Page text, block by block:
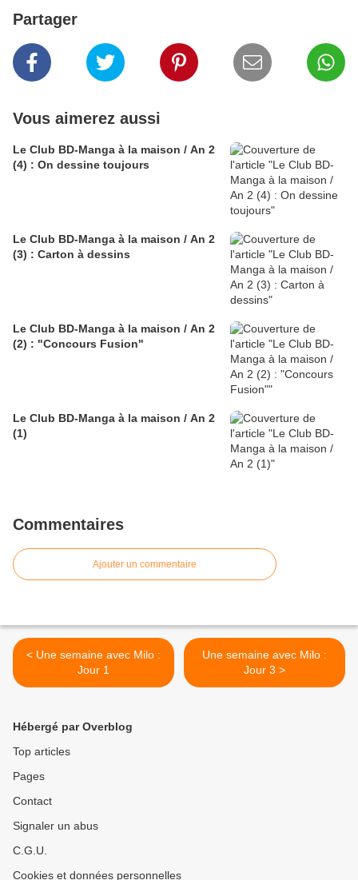
Partager
Vous aimerez aussi
Le Club BD-Manga à la maison / An 2
(4) : On dessine toujours
Le Club BD-Manga à la maison / An 2
(3) : Carton à dessins
Le Club BD-Manga à la maison / An 2
(2) : "Concours Fusion"
Le Club BD-Manga à la maison / An 2
(1)
Commentaires
Ajouter un commentaire
< Une semaine avec Milo :
Jour 1
Une semaine avec Milo :
Jour 3 >
Hébergé par Overblog
Top articles
Pages
Contact
Signaler un abus
C.G.U.
Cookies et données personnelles